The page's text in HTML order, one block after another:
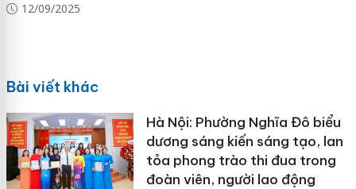
12/09/2025
Bài viết khác
Hà Nội: Phường Nghĩa Đô biểu
dương sáng kiến sáng tạo, lan
tỏa phong trào thi đua trong
đoàn viên, người lao động